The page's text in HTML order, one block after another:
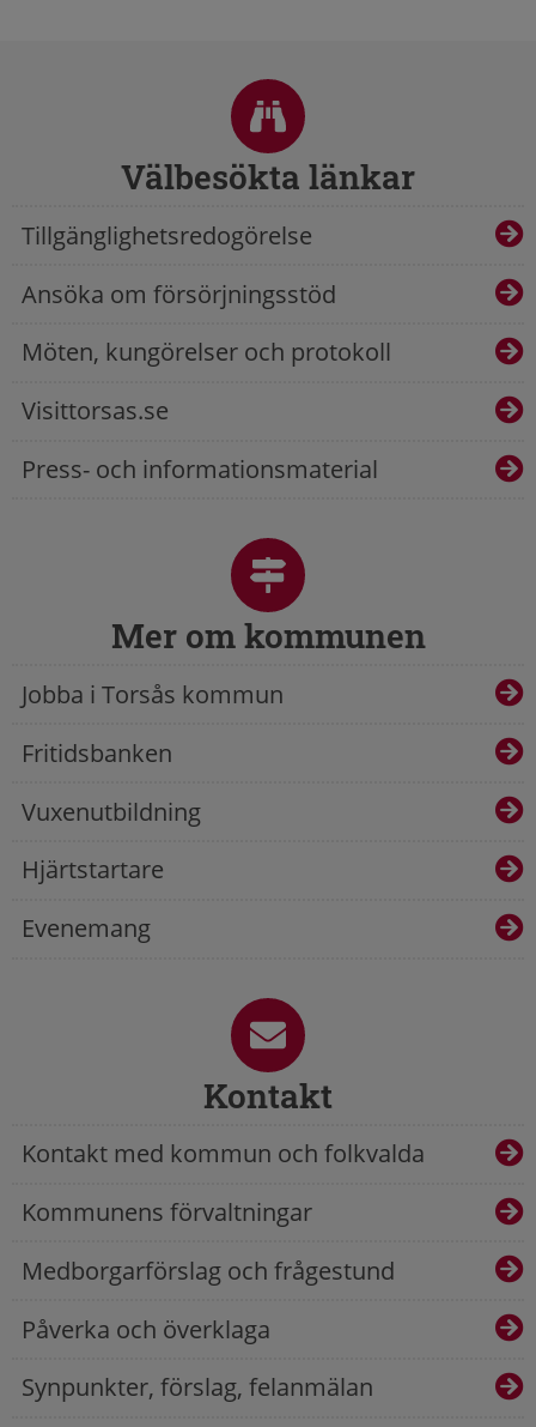
Välbesökta länkar
Tillgänglighetsredogörelse
Ansöka om försörjningsstöd
Möten, kungörelser och protokoll
Visittorsas.se
Press- och informationsmaterial
Mer om kommunen
Jobba i Torsås kommun
Fritidsbanken
Vuxenutbildning
Hjärtstartare
Evenemang
Kontakt
Kontakt med kommun och folkvalda
Kommunens förvaltningar
Medborgarförslag och frågestund
Påverka och överklaga
Synpunkter, förslag, felanmälan